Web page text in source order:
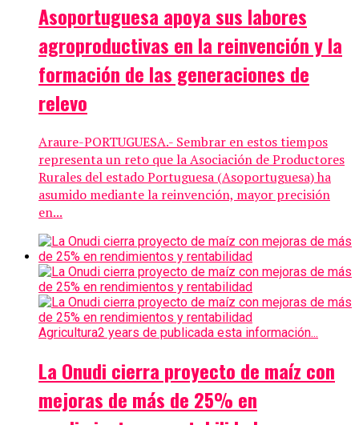
Asoportuguesa apoya sus labores
agroproductivas en la reinvención y la
formación de las generaciones de
relevo
Araure-PORTUGUESA.- Sembrar en estos tiempos
representa un reto que la Asociación de Productores
Rurales del estado Portuguesa (Asoportuguesa) ha
asumido mediante la reinvención, mayor precisión
en...
Agricultura2 years de publicada esta información...
La Onudi cierra proyecto de maíz con
mejoras de más de 25% en